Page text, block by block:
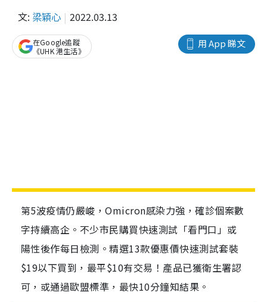
文: 梁穎心 2022.03.13
用 App 睇文
在Google追蹤
《UHK 港生活》
第5波疫情仍嚴峻，Omicron感染力強，確診個案數
字持續高企。不少市民購買快速測試「看門口」或
陽性後作每日檢測。精選13款優惠價快速測試套裝
$19以下買到，最平$10有交易！產品已獲衛生署認
可，或通過歐盟標準，最快10分鐘知結果。